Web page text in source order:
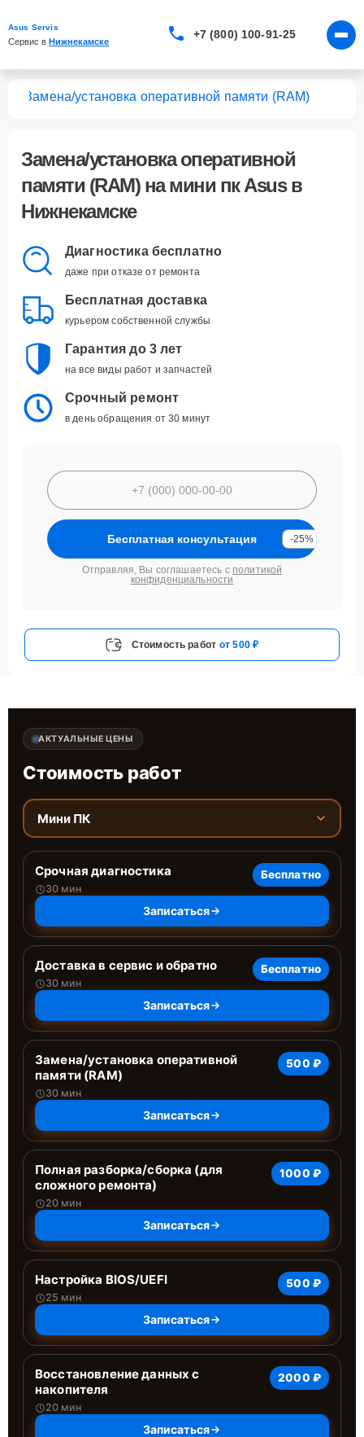
Asus Servis
Сервис в Нижнекамске
+7 (800) 100-91-25
Замена/установка оперативной памяти (RAM)
Замена/установка оперативной
памяти (RAM)на мини пк Asus в
Нижнекамске
Диагностика бесплатно
даже при отказе от ремонта
Бесплатная доставка
курьером собственной службы
Гарантия до 3 лет
на все виды работ и запчастей
Срочный ремонт
в день обращения от 30 минут
Бесплатная консультация -25%
Отправляя, Вы соглашаетесь с политикой
конфиденциальности
Стоимость работ от 500 ₽
АКТУАЛЬНЫЕ ЦЕНЫ
Стоимость работ
Мини ПК
Срочная диагностика
30 мин
Бесплатно
Записаться
Доставка в сервис и обратно
30 мин
Бесплатно
Записаться
Замена/установка оперативной
памяти (RAM)
30 мин
500 ₽
Записаться
Полная разборка/сборка (для
сложного ремонта)
20 мин
1000 ₽
Записаться
Настройка BIOS/UEFI
25 мин
500 ₽
Записаться
Восстановление данных с
накопителя
20 мин
2000 ₽
Записаться